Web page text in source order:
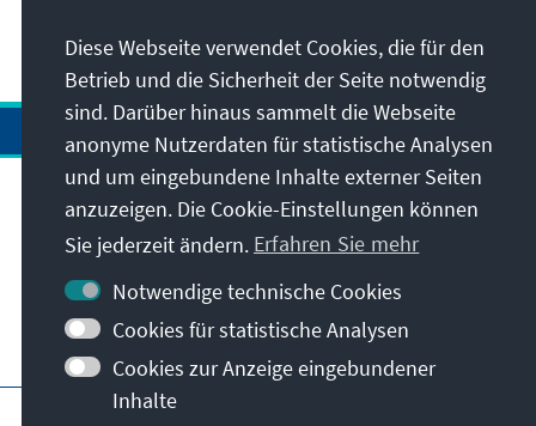
Anschrift
Kontakt
Besuchen Sie auch
Hauptseite der KAS
Diese Webseite verwendet Cookies, die für den
Betrieb und die Sicherheit der Seite notwendig
sind. Darüber hinaus sammelt die Webseite
anonyme Nutzerdaten für statistische Analysen
und um eingebundene Inhalte externer Seiten
anzuzeigen. Die Cookie-Einstellungen können
Sie jederzeit ändern. Erfahren Sie mehr
Notwendige technische Cookies
Cookies für statistische Analysen
Cookies zur Anzeige eingebundener
Inhalte